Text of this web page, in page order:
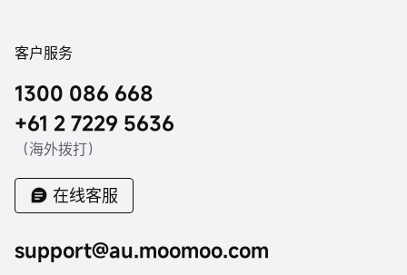
客户服务
1300 086 668
+61 2 7229 5636
（海外拨打）
在线客服
support@au.moomoo.com